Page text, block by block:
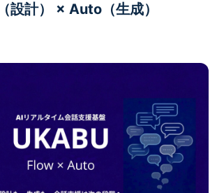
設計） × Auto（生成）